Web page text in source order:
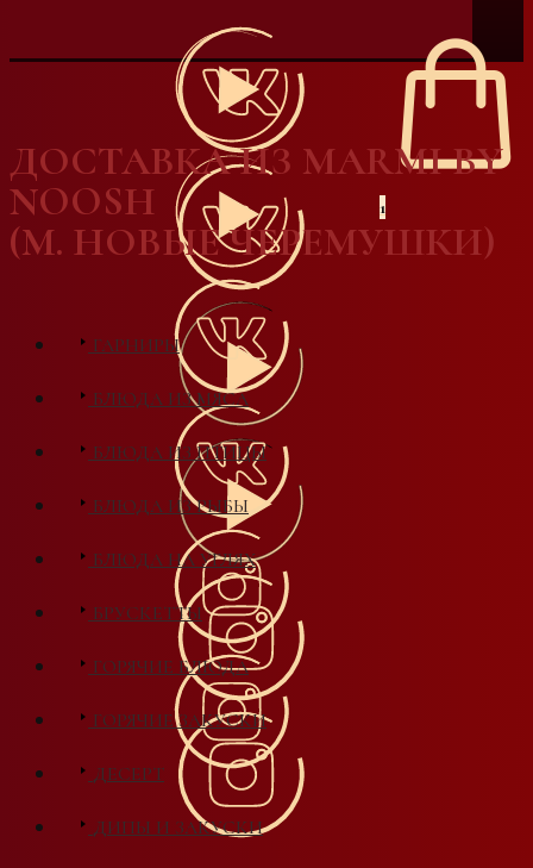
1
ДОСТАВКА ИЗ MARMI BY
NOOSH
(М. НОВЫЕ ЧЕРЕМУШКИ)
ГАРНИРЫ
БЛЮДА ИЗ МЯСА
БЛЮДА ИЗ ПТИЦЫ
БЛЮДА ИЗ РЫБЫ
БЛЮДА НА УГЛЯХ
БРУСКЕТТЫ
ГОРЯЧИЕ БЛЮДА
ГОРЯЧИЕ ЗАКУСКИ
ДЕСЕРТ
ДИПЫ И ЗАКУСКИ